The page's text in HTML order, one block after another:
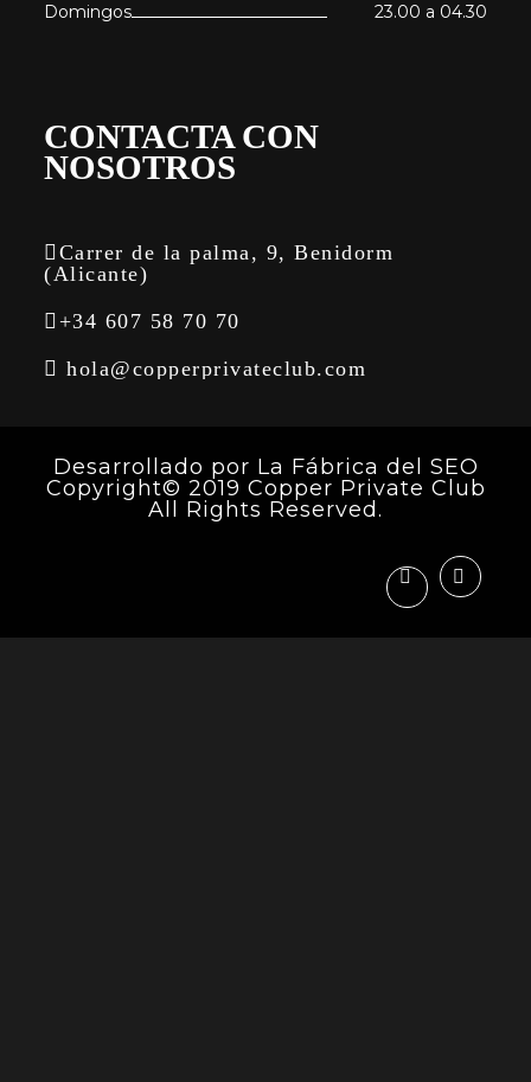
Domingos 23.00 a 04.30
CONTACTA CON
NOSOTROS
Carrer de la palma, 9, Benidorm
(Alicante)
+34 607 58 70 70
hola@copperprivateclub.com
Desarrollado por La Fábrica del SEO
Copyright© 2019 Copper Private Club
All Rights Reserved.